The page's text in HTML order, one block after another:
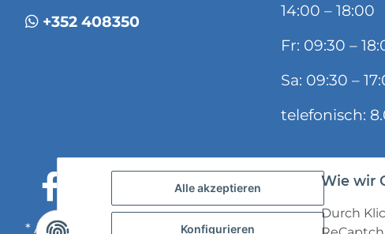
+352 408350
14:00 – 18:00
Fr: 09:30 –
Sa: 09:30 –
telefonisch:
* Alle Preise inkl. gesetzlicher USt., zzgl. Versand
Alle akzeptieren
Konfigurieren
Wie wir
Durch